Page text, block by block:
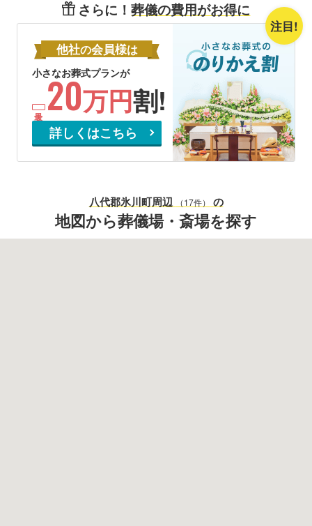
さらに！葬儀の費用がお得に
注目!
他社の会員様は
小さなお葬式プランが
20万円割!
詳しくはこちら
八代郡氷川町周辺 （17件） の
地図から葬儀場・斎場を探す